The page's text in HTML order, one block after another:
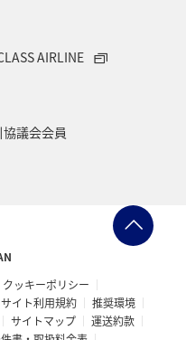
AIRLINE
議会会員
クッキーポリシー
サイト利用規約
推奨環境
サイトマップ
運送約款